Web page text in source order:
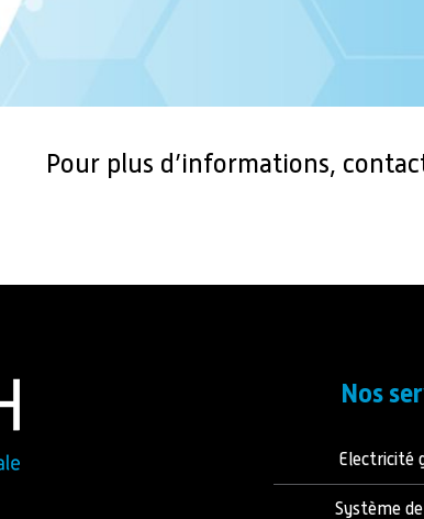
Pour plus d’informations,
Nos
Electricité
Système